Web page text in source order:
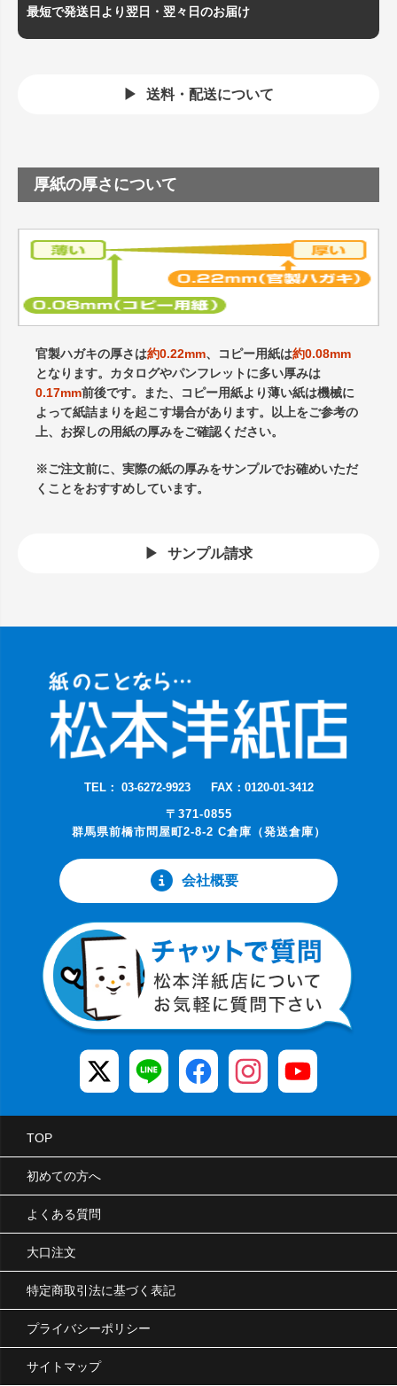
最短で発送日より翌日・翌々日のお届け
送料・配送について
厚紙の厚さについて
官製ハガキの厚さは約0.22mm、コピー用紙は約0.08mm
となります。カタログやパンフレットに多い厚みは
0.17mm前後です。また、コピー用紙より薄い紙は機械に
よって紙詰まりを起こす場合があります。以上をご参考の
上、お探しの用紙の厚みをご確認ください。
※ご注文前に、実際の紙の厚みをサンプルでお確めいただ
くことをおすすめしています。
サンプル請求
TEL： 03-6272-9923
FAX：0120-01-3412
〒371-0855
群馬県前橋市問屋町2-8-2 C倉庫（発送倉庫）
会社概要
TOP
初めての方へ
よくある質問
大口注文
特定商取引法に基づく表記
プライバシーポリシー
サイトマップ